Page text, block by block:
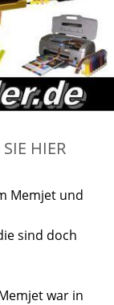
HIER
Memjet und
sind doch
war in